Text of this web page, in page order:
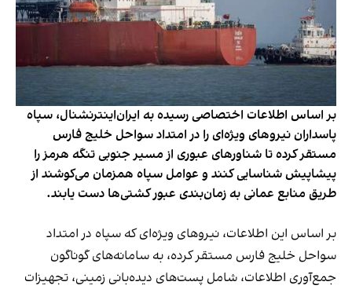
بر اساس اطلاعات اختصاصی رسیده به ایران‌اینترنشنال، سپاه
پاسداران نیروهای ویژه‌ای را در امتداد سواحل خلیج فارس
مستقر کرده تا شناورهای عبوری از مسیر جنوبی تنگه هرمز را
پیشاپیش شناسایی کنند و عوامل سپاه همزمان می‌کوشند از
طریق منابع عمانی به زمان‌بندی عبور کشتی‌ها دست یابند.
بر اساس این اطلاعات، نیروهای ویژه‌ای که سپاه در امتداد
سواحل خلیج فارس مستقر کرده، به سامانه‌های گوناگون
جمع‌آوری اطلاعات، شامل پست‌های دیده‌بانی زمینی، تجهیزات